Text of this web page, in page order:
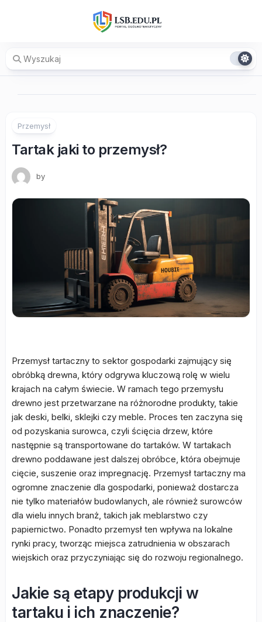
Przemysł
Tartak jaki to przemysł?
by
Przemysł tartaczny to sektor gospodarki zajmujący się
obróbką drewna, który odgrywa kluczową rolę w wielu
krajach na całym świecie. W ramach tego przemysłu
drewno jest przetwarzane na różnorodne produkty, takie
jak deski, belki, sklejki czy meble. Proces ten zaczyna się
od pozyskania surowca, czyli ścięcia drzew, które
następnie są transportowane do tartaków. W tartakach
drewno poddawane jest dalszej obróbce, która obejmuje
cięcie, suszenie oraz impregnację. Przemysł tartaczny ma
ogromne znaczenie dla gospodarki, ponieważ dostarcza
nie tylko materiałów budowlanych, ale również surowców
dla wielu innych branż, takich jak meblarstwo czy
papiernictwo. Ponadto przemysł ten wpływa na lokalne
rynki pracy, tworząc miejsca zatrudnienia w obszarach
wiejskich oraz przyczyniając się do rozwoju regionalnego.
Jakie są etapy produkcji w
tartaku i ich znaczenie?